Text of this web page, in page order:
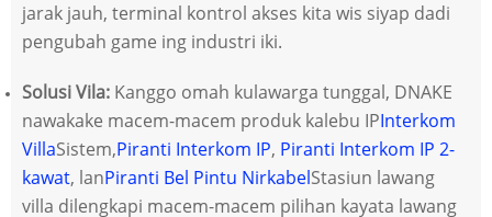
jarak jauh, terminal kontrol akses kita wis siyap dadi
pengubah game ing industri iki.
Solusi Vila: Kanggo omah kulawarga tunggal, DNAKE
nawakake macem-macem produk kalebu IPInterkom
VillaSistem,Piranti Interkom IP, Piranti Interkom IP 2-
kawat, lanPiranti Bel Pintu NirkabelStasiun lawang
villa dilengkapi macem-macem pilihan kayata lawang